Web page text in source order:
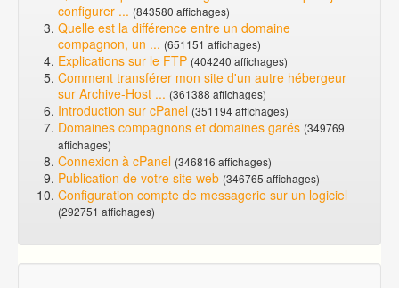
configurer ... (843580 affichages)
Quelle est la différence entre un domaine
compagnon, un ... (651151 affichages)
Explications sur le FTP (404240 affichages)
Comment transférer mon site d'un autre hébergeur
sur Archive-Host ... (361388 affichages)
Introduction sur cPanel (351194 affichages)
Domaines compagnons et domaines garés (349769
affichages)
Connexion à cPanel (346816 affichages)
Publication de votre site web (346765 affichages)
Configuration compte de messagerie sur un logiciel
(292751 affichages)